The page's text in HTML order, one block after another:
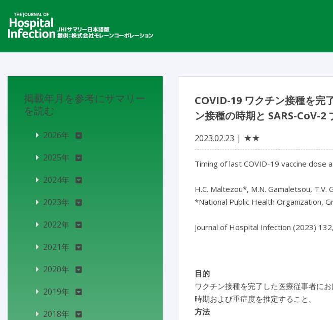
COVID-19 ワクチン接種を完
ン接種の時期と SARS-CoV-
2023.02.23 ★★
Timing of last COVID-19 vaccine dose
H.C. Maltezou*, M.N. Gamaletsou, T.V.
*National Public Health Organization,
Journal of Hospital Infection (2023)
目的
ワクチン接種を完了した医療従事者に
時期および重症度を推定すること。
方法
掲載年月を参考にサマリー
を読む
2026年
2025年
2024年
2023年
2022年
2021年
2020年
2019年
2018年